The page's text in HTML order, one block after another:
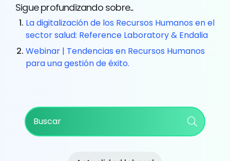
Sigue profundizando sobre...
La digitalización de los Recursos Humanos en el
sector salud: Reference Laboratory & Endalia
Webinar | Tendencias en Recursos Humanos
para una gestión de éxito.
Primary
Sidebar